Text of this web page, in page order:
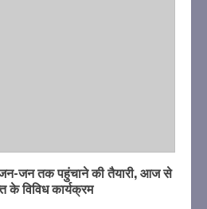
जन-जन तक पहुंचाने की तैयारी, आज से
के विविध कार्यक्रम